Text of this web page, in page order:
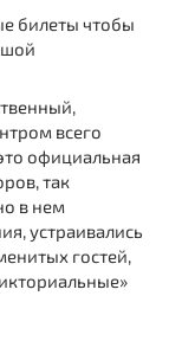
билеты чтобы
всего
официальная
так
в нем
устраивались
гостей,